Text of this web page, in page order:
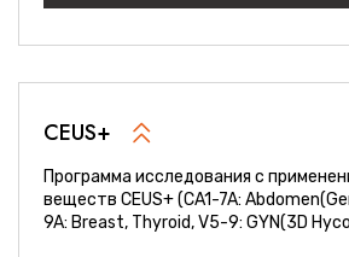
CEUS+
Программа исследования с
веществ CEUS+ (CA1-7A:
9A: Breast, Thyroid, V5-9: GYN(3D